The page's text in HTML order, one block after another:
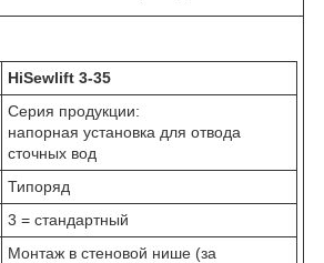
HiSewlift 3-35
Серия продукции:
напорная установка для отвода
сточных вод
Типоряд
3 = стандартный
Монтаж в стеновой нише (за